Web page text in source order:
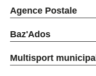
Agence Postale
Baz'Ados
Multisport municipal